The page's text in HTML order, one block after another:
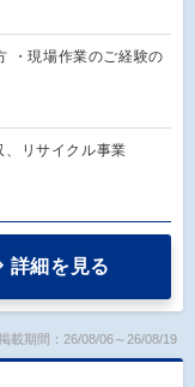
・現場作業のご経験の
、リサイクル事業
詳細を見る
載期間：26/08/06～26/08/19